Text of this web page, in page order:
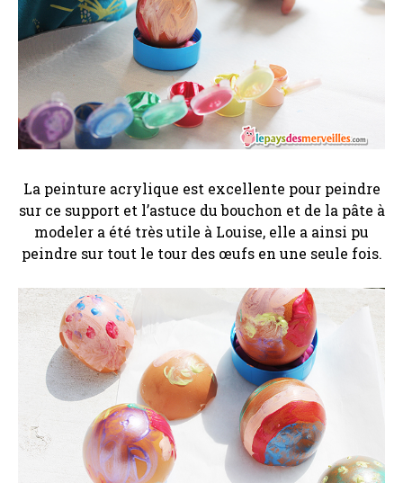
La peinture acrylique est excellente pour peindre
sur ce support et l’astuce du bouchon et de la pâte à
modeler a été très utile à Louise, elle a ainsi pu
peindre sur tout le tour des œufs en une seule fois.